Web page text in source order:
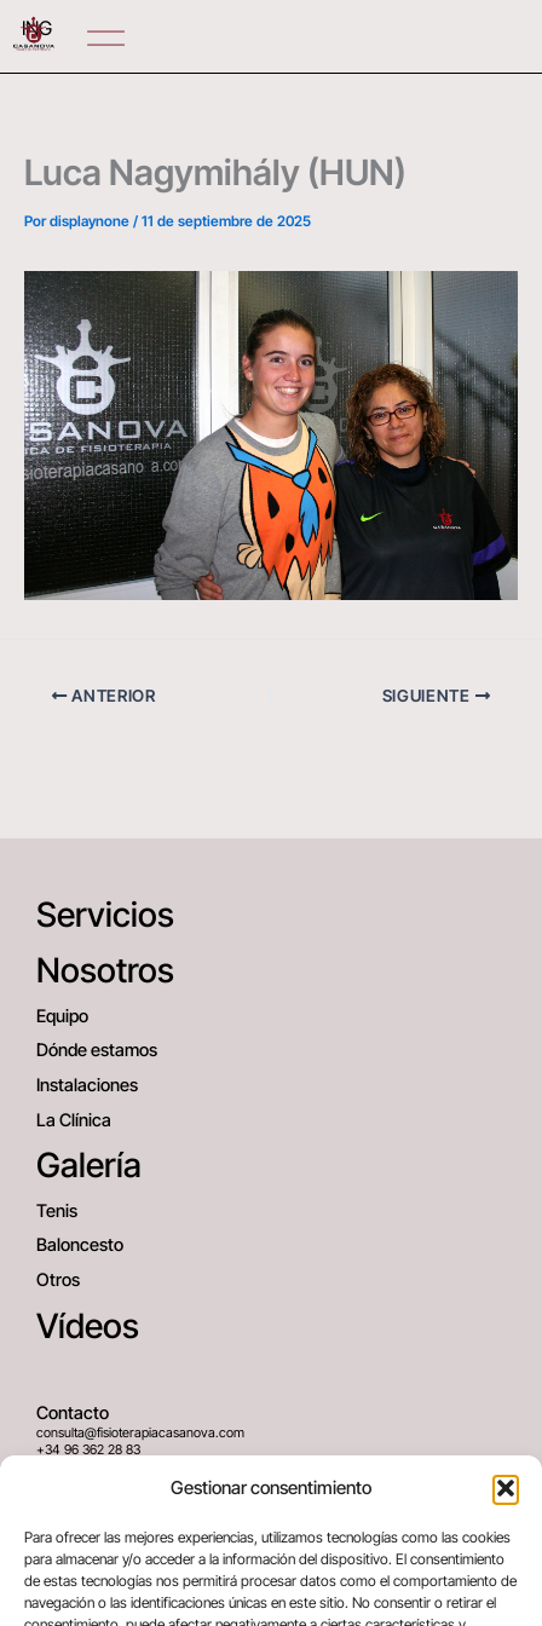
Gestionar consentimiento
Para ofrecer las mejores experiencias, utilizamos tecnologías como las cookies
para almacenar y/o acceder a la información del dispositivo. El consentimiento
de estas tecnologías nos permitirá procesar datos como el comportamiento de
navegación o las identificaciones únicas en este sitio. No consentir o retirar el
contenido
ING
Luca Nagymihály (HUN)
Pordisplaynone / 11 de septiembre de 2025
ANTERIOR SIGUIENTE
Servicios
Nosotros
Equipo
Dónde estamos
Instalaciones
La Clínica
Galería
Tenis
Baloncesto
Otros
Vídeos
Contacto
consulta@fisioterapiacasanova.com
+34 96 362 28 83
Dirección
C/ Greses Nº12 (Bajo) 46020
Valencia, España